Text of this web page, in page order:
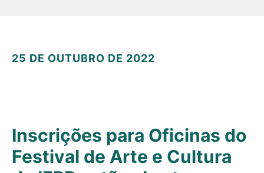
25 DE OUTUBRO DE 2022
Inscrições para Oficinas do
Festival de Arte e Cultura